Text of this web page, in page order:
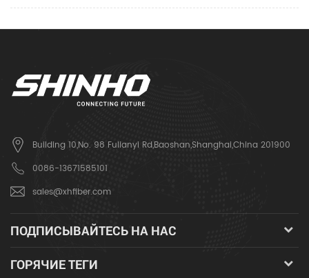
Building 10,No. 98 Fulianyi Rd,Baoshan,Shanghai,China 201900
0086-13671585101
sales@xhfiber.com
ПОДПИСЫВАЙТЕСЬ НА НАС
ГОРЯЧИЕ ТЕГИ